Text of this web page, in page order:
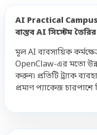
AI Practical Campus
বাস্তব AI সিস্টেম
মূল AI ব্যবসায়িক
OpenClaw-এর মতো
করুন৷ প্রতিটি ট্র্যাক
প্রমাণ প্যাকেজ চারপাশে